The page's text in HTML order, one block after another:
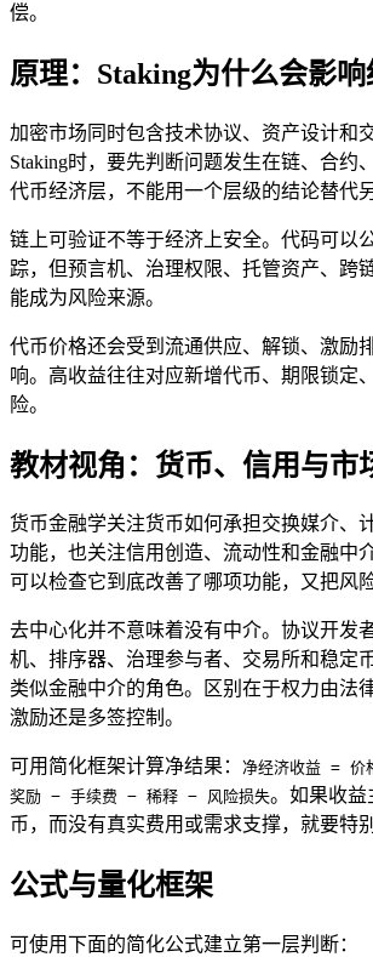
偿。
原理：Staking为什么会影响
加密市场同时包含技术协议、资产设计和
Staking时，要先判断问题发生在链、合约
代币经济层，不能用一个层级的结论替代
链上可验证不等于经济上安全。代码可以
踪，但预言机、治理权限、托管资产、跨
能成为风险来源。
代币价格还会受到流通供应、解锁、激励
响。高收益往往对应新增代币、期限锁定
险。
教材视角：货币、信用与市
货币金融学关注货币如何承担交换媒介、
功能，也关注信用创造、流动性和金融中介
可以检查它到底改善了哪项功能，又把风
去中心化并不意味着没有中介。协议开发
机、排序器、治理参与者、交易所和稳定
类似金融中介的角色。区别在于权力由法
激励还是多签控制。
可用简化框架计算净结果： 净经济收益 = 价
奖励 − 手续费 − 稀释 − 风险损失。如果收益
币，而没有真实费用或需求支撑，就要特
公式与量化框架
可使用下面的简化公式建立第一层判断：